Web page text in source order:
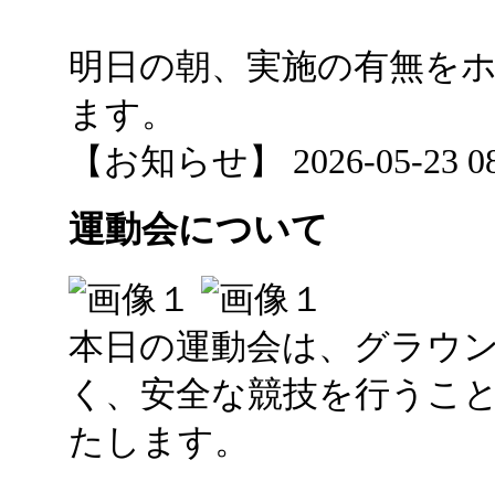
明日の朝、実施の有無を
ます。
【お知らせ】 2026-05-23
運動会について
本日の運動会は、グラウ
く、安全な競技を行うこ
たします。